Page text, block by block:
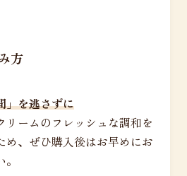
方
」を逃さずに
リームのフレッシュな調和を
め、ぜひ購入後はお早めにお